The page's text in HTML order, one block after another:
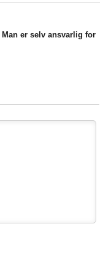
er selv ansvarlig for